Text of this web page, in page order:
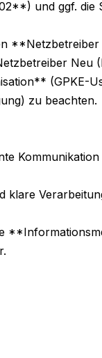
und ggf. die
Neu
(GPKE-
zu beachten.
Kommunikation